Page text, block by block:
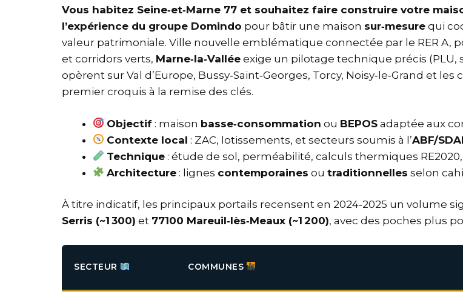
Vous habitez Seine‑et‑Marne 77 et souhaitez faire construire votre
l’expérience du groupe Domindo pour bâtir une maison sur‑mesure qui
valeur patrimoniale. Ville nouvelle emblématique connectée par le RER A,
et corridors verts, Marne‑la‑Vallée exige un pilotage technique précis (PLU,
opèrent sur Val d’Europe, Bussy‑Saint‑Georges, Torcy, Noisy‑le‑Grand et
premier croquis à la remise des clés.
Objectif : maison basse‑consommation ou BEPOS adaptée aux
Contexte local : ZAC, lotissements, et secteurs soumis à l’ABF/
Technique : étude de sol, perméabilité, calculs thermiques
Architecture : lignes contemporaines outraditionnelles selon
À titre indicatif, les principaux portails recensent en 2024‑2025 un volume
Serris (~1 300) et 77100 Mareuil‑lès‑Meaux (~1 200), avec des poches plus
SECTEUR COMMUNES